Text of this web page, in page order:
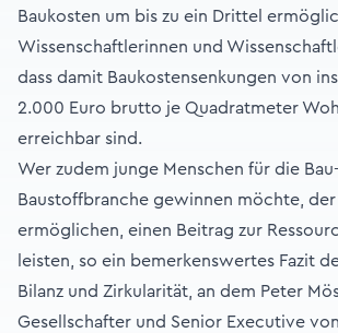
Baukosten um bis zu ein Drittel
Wissenschaftlerinnen und
dass damit Baukostensenkungen von
2.000 Euro brutto je Quadratmeter
erreichbar sind.
Wer zudem junge Menschen für die
Baustoffbranche gewinnen möchte, der
ermöglichen, einen Beitrag zur
leisten, so ein bemerkenswertes Fazit
Bilanz und Zirkularität, an dem Peter
Gesellschafter und Senior Executive